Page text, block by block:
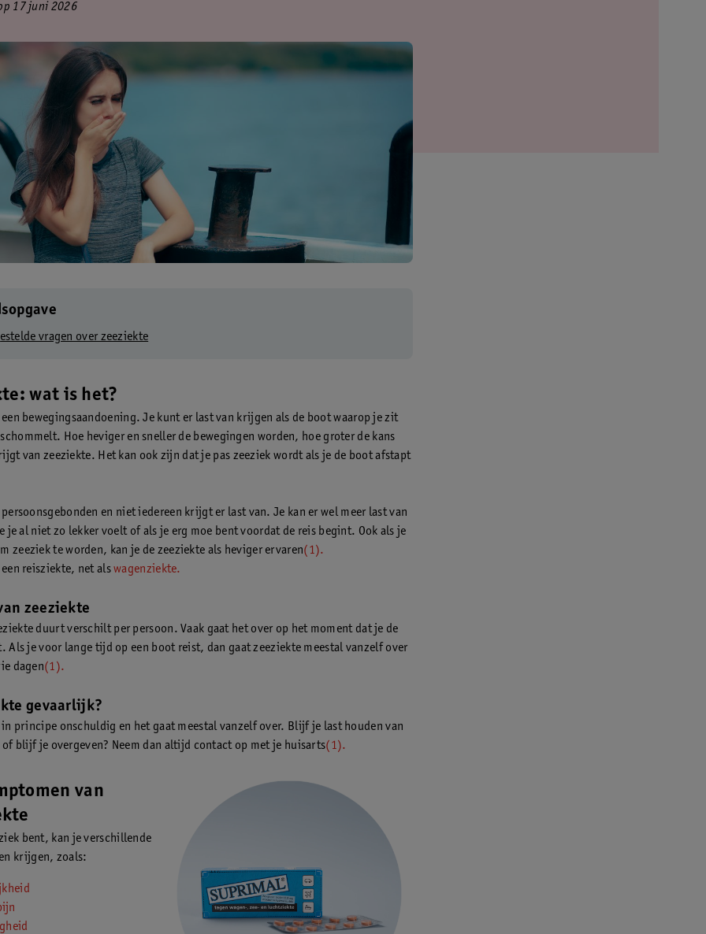
17 juni 2026
vragen over zeeziekte
wat is het?
een bewegingsaandoening. Je kunt er last van krijgen als de boot waarop je zit
Hoe heviger en sneller de bewegingen worden, hoe groter de kans
van zeeziekte. Het kan ook zijn dat je pas zeeziek wordt als je de boot afstapt
en niet iedereen krijgt er last van. Je kan er wel meer last van
je al niet zo lekker voelt of als je erg moe bent voordat de reis begint. Ook als je
zeeziek te worden, kan je de zeeziekte als heviger ervaren(1).
een reisziekte, net alswagenziekte.
zeeziekte
duurt verschilt per persoon. Vaak gaat het over op het moment dat je de
Als je voor lange tijd op een boot reist, dan gaat zeeziekte meestal vanzelf over
dagen(1).
gevaarlijk?
in principe onschuldig en het gaat meestal vanzelf over. Blijf je last houden van
of blijf je overgeven? Neem dan altijd contact op met je huisarts(1).
van
bent, kan je verschillende
krijgen, zoals: